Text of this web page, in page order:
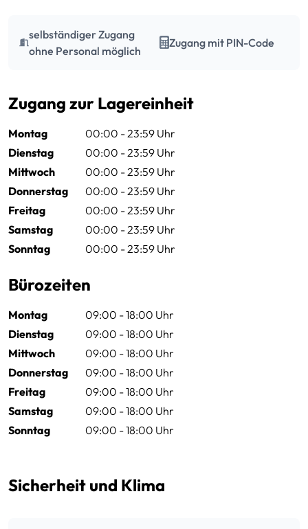
selbständiger Zugang
ohne Personal möglich
Zugang mit PIN-Code
Zugang zur Lagereinheit
Montag
00:00 - 23:59 Uhr
Dienstag
00:00 - 23:59 Uhr
Mittwoch
00:00 - 23:59 Uhr
Donnerstag
00:00 - 23:59 Uhr
Freitag
00:00 - 23:59 Uhr
Samstag
00:00 - 23:59 Uhr
Sonntag
00:00 - 23:59 Uhr
Bürozeiten
Montag
09:00 - 18:00 Uhr
Dienstag
09:00 - 18:00 Uhr
Mittwoch
09:00 - 18:00 Uhr
Donnerstag
09:00 - 18:00 Uhr
Freitag
09:00 - 18:00 Uhr
Samstag
09:00 - 18:00 Uhr
Sonntag
09:00 - 18:00 Uhr
Sicherheit und Klima